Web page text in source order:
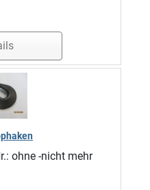
ohne -nicht mehr